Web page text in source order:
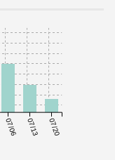
07/06 07/13 07/20